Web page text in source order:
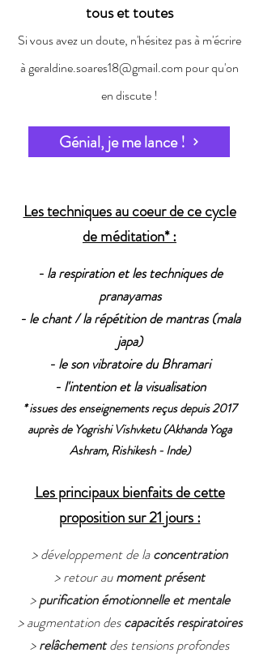
tous et toutes
Si vous avez un doute, n'hésitez pas à m'écrire
àgeraldine.soares18@gmail.com pour qu'on
en discute !
Génial, je me lance !
Les techniques au coeur de ce cycle
de méditation* :
- la respiration et les techniques de
pranayamas
- le chant / la répétition de mantras (mala
japa)
- le son vibratoire du Bhramari
- l'intention et la visualisation
* issues des enseignements reçus depuis 2017
auprès de Yogrishi Vishvketu (Akhanda Yoga
Ashram, Rishikesh - Inde)
Les principaux bienfaits de cette
proposition sur 21 jours :
> développement de laconcentration
> retour aumoment présent
>purification émotionnelle et mentale
> augmentation descapacités respiratoires
>relâchementdes tensions profondes